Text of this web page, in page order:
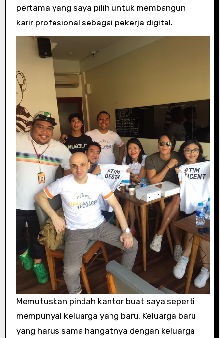
pertama yang saya pilih untuk membangun
karir profesional sebagai pekerja digital.
Memutuskan pindah kantor buat saya seperti
mempunyai keluarga yang baru. Keluarga baru
yang harus sama hangatnya dengan keluarga